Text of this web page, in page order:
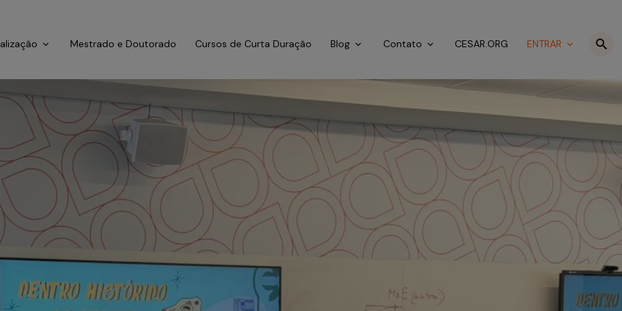
Mestrado e Doutorado Cursos de Curta Duração Blog Contato CESAR.ORG ENTRAR